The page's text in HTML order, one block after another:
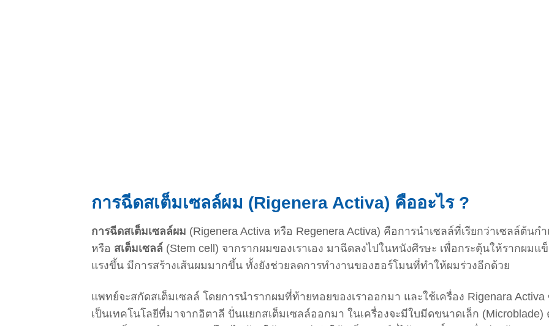
การฉีดสเต็มเซลล์ผม (Rigenera Activa) คืออะไร ?
การฉีดสเต็มเซลล์ผม (Rigenera Activa หรือ Regenera Activa) คือการนำเซลล์ที่เรียกว่าเซลล์ต้นกำ
หรือ สเต็มเซลล์ (Stem cell) จากรากผมของเราเอง มาฉีดลงไปในหนังศีรษะ เพื่อกระตุ้นให้รากผมแ
แรงขึ้น มีการสร้างเส้นผมมากขึ้น ทั้งยังช่วยลดการทำงานของฮอร์โมนที่ทำให้ผมร่วงอีกด้วย
แพทย์จะสกัดสเต็มเซลล์ โดยการนำรากผมที่ท้ายทอยของเราออกมา และใช้เครื่อง Rigenara Activa
เป็นเทคโนโลยีที่มาจากอิตาลี ปั่นแยกสเต็มเซลล์ออกมา ในเครื่องจะมีใบมีดขนาดเล็ก (Microblade)